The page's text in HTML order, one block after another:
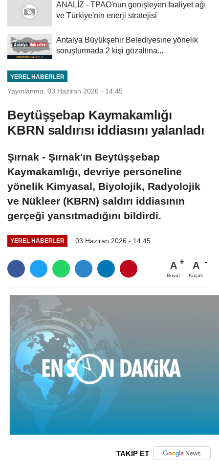
ANALİZ - TPAO'nun genişleyen faaliyet ağı
ve Türkiye'nin enerji stratejisi
Antalya Büyükşehir Belediyesine yönelik
soruşturmada 2 kişi gözaltına...
YEREL HABERLER
Yayınlanma: 03 Haziran 2026 - 14:45
Beytüşşebap Kaymakamlığı
KBRN saldırısı iddiasını yalanladı
Şırnak - Şırnak'ın Beytüşşebap
Kaymakamlığı, devriye personeline
yönelik Kimyasal, Biyolojik, Radyolojik
ve Nükleer (KBRN) saldırı iddiasının
gerçeği yansıtmadığını bildirdi.
YEREL HABERLER 03 Haziran 2026 - 14:45
A
Büyüt
A
Küçült
TAKİP ET